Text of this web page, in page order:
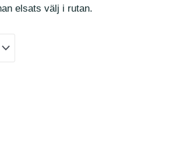
elsats välj i rutan.